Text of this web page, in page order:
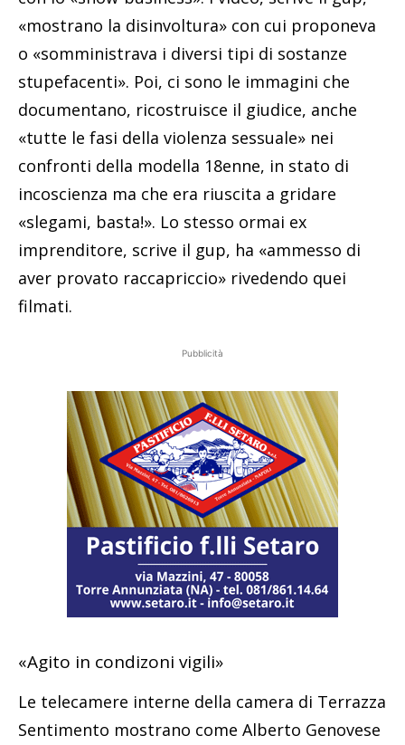
«mostrano la disinvoltura» con cui proponeva
o «somministrava i diversi tipi di sostanze
stupefacenti». Poi, ci sono le immagini che
documentano, ricostruisce il giudice, anche
«tutte le fasi della violenza sessuale» nei
confronti della modella 18enne, in stato di
incoscienza ma che era riuscita a gridare
«slegami, basta!». Lo stesso ormai ex
imprenditore, scrive il gup, ha «ammesso di
aver provato raccapriccio» rivedendo quei
filmati.
Pubblicità
«Agito in condizoni vigili»
Le telecamere interne della camera di Terrazza
Sentimento mostrano come Alberto Genovese